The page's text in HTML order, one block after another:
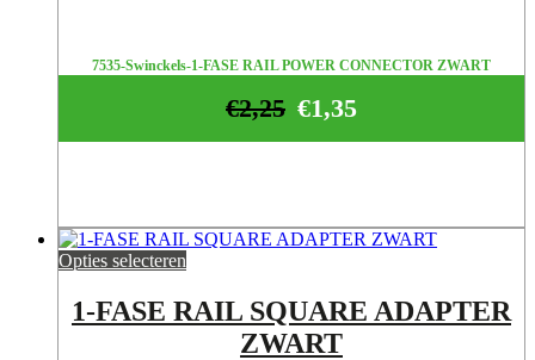
7535-Swinckels-1-FASE RAIL POWER CONNECTOR ZWART
€1,35
€2,25
Opties selecteren
1-FASE RAIL SQUARE ADAPTER
ZWART